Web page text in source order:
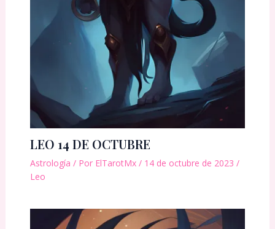
LEO 14 DE OCTUBRE
Astrología / Por ElTarotMx / 14 de octubre de 2023 /
Leo